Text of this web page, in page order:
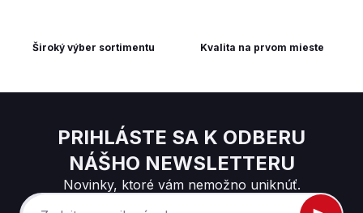
Kvalita na prvom mieste
Široký výber sortimentu
PRIHLÁSTE SA K ODBERU
NÁŠHO NEWSLETTERU
Novinky, ktoré vám nemožno uniknúť.